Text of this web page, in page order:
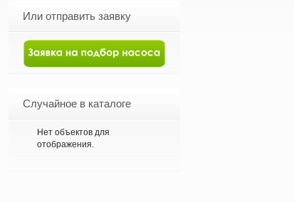
Или отправить заявку
Случайное в каталоге
Нет объектов для
отображения.